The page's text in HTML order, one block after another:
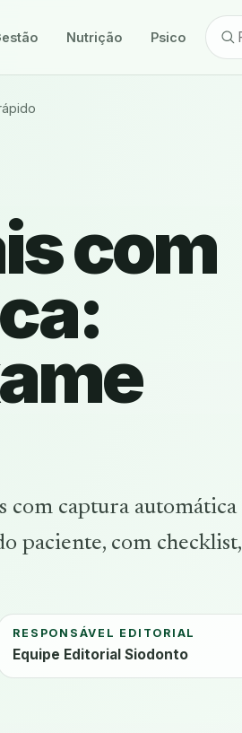
Nutrição Psicologia
com
com captura automática
paciente, com checklist,
RESPONSÁVEL EDITORIAL
Equipe Editorial Siodonto